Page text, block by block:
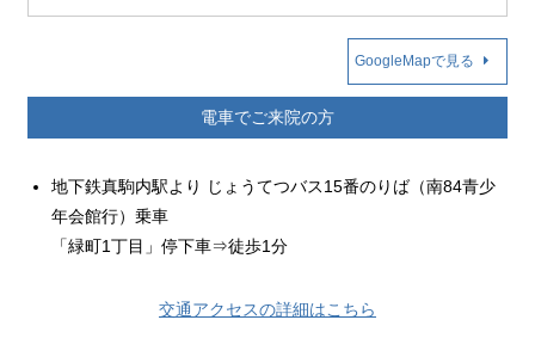
GoogleMapで見る
電車でご来院の方
地下鉄真駒内駅より じょうてつバス15番のりば（南84青少
年会館行）乗車
「緑町1丁目」停下車⇒徒歩1分
交通アクセスの詳細はこちら